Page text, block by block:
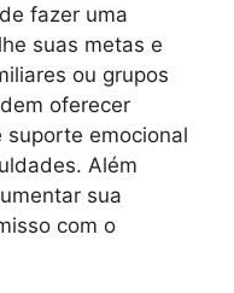
fazer uma
suas metas e
ou grupos
oferecer
suporte emocional
Além
sua
com o